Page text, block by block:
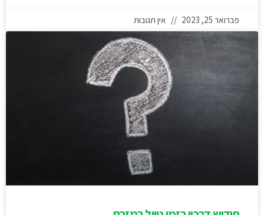
פברואר 25, 2023 אין תגובות